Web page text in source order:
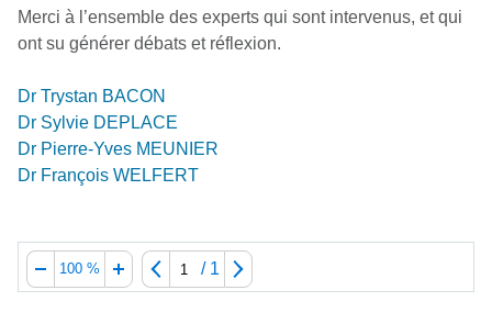
Merci à l’ensemble des experts qui sont intervenus, et qui
ont su générer débats et réflexion.
Dr Trystan BACON
Dr Sylvie DEPLACE
Dr Pierre-Yves MEUNIER
Dr François WELFERT
100 % / 1